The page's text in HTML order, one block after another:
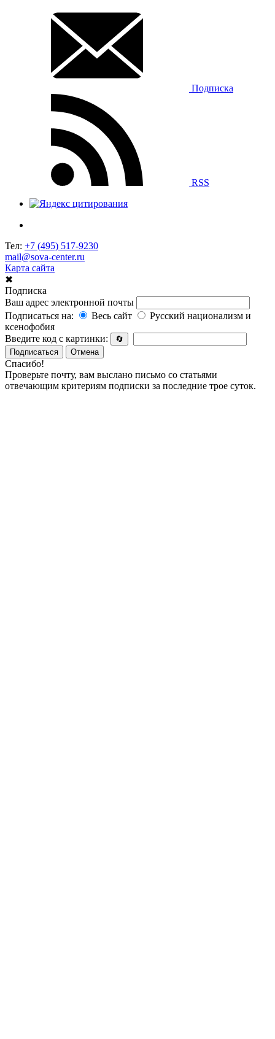
Подписка
RSS
Тел: +7 (495) 517-9230
mail@sova-center.ru
Карта сайта
✖
Подписка
Ваш адрес электронной почты
Подписаться на:
Весь сайт
Русский национализм и
ксенофобия
Введите код с картинки:
🔄
Подписаться
Отмена
Спасибо!
Проверьте почту, вам выслано письмо со статьями
отвечающим критериям подписки за последние трое суток.